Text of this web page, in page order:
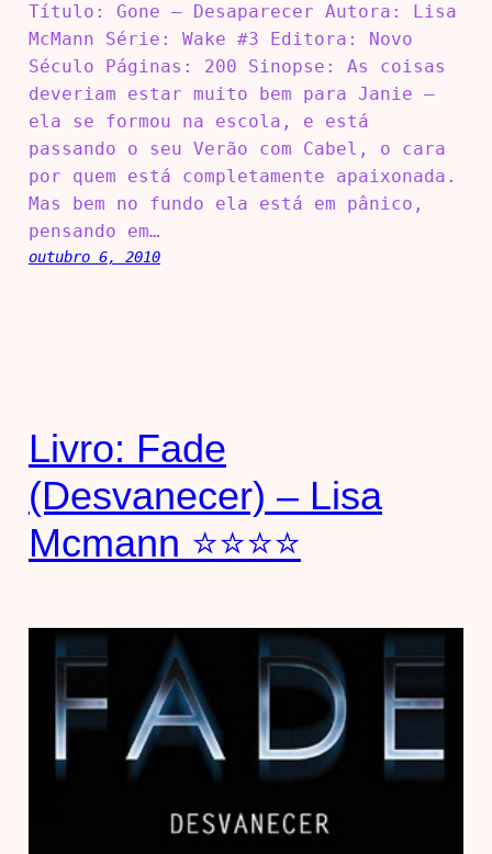
Título: Gone – Desaparecer Autora: Lisa
McMann Série: Wake #3 Editora: Novo
Século Páginas: 200 Sinopse: As coisas
deveriam estar muito bem para Janie –
ela se formou na escola, e está
passando o seu Verão com Cabel, o cara
por quem está completamente apaixonada.
Mas bem no fundo ela está em pânico,
pensando em…
outubro 6, 2010
Livro: Fade
(Desvanecer) – Lisa
Mcmann ⭐⭐⭐⭐